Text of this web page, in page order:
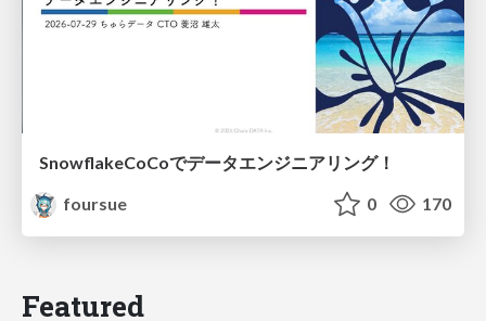
SnowflakeCoCoでデータエンジニアリング！
foursue
0 170
Featured